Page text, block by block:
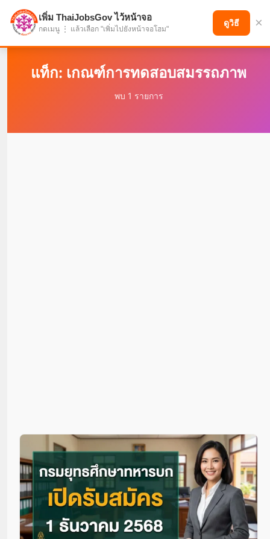
แบ่งปันโอกาส เพื่ออนาคตที่ก้าวหน้า
แท็ก: เกณฑ์การทดสอบสมรรถภาพ
พบ 1 รายการ
เพิ่ม ThaiJobsGov ไว้หน้าจอ
กดเมนู ⋮ แล้วเลือก "เพิ่มไปยังหน้าจอโฮม"
ดูวิธี ×